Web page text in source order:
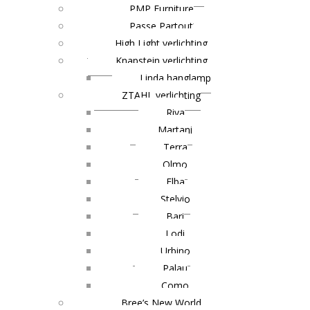
PMP Furniture
Passe Partout
High Light verlichting
Knapstein verlichting
Linda hanglamp
ZTAHL verlichting
Riva
Martani
Terra
Olmo
Elba
Stelvio
Bari
Lodi
Urbino
Palau
Como
Bree’s New World